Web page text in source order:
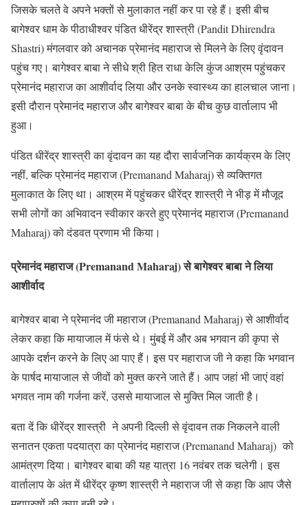
जिसके चलते वे अपने भक्तों से मुलाकात नहीं कर पा रहे हैं। इसी बीच
बागेश्वर धाम के पीठाधीश्वर पंडित धीरेंद्र शास्त्री (Pandit Dhirendra
Shastri) मंगलवार को अचानक प्रेमानंद महाराज से मिलने के लिए वृंदावन
पहुंच गए। बागेश्वर बाबा ने सीधे श्री हित राधा केलि कुंज आश्रम पहुंचकर
प्रेमानंद महाराज का आशीर्वाद लिया और उनके स्वास्थ्य का हालचाल जाना।
इसी दौरान प्रेमानंद महाराज और बागेश्वर बाबा के बीच कुछ वार्तालाप भी
हुआ।
पंडित धीरेंद्र शास्त्री का वृंदावन का यह दौरा सार्वजनिक कार्यक्रम के लिए
नहीं, बल्कि प्रेमानंद महाराज (Premanand Maharaj) से व्यक्तिगत
मुलाकात के लिए था। आश्रम में पहुंचकर धीरेंद्र शास्त्री ने भीड़ में मौजूद
सभी लोगों का अभिवादन स्वीकार करते हुए प्रेमानंद महाराज (Premanand
Maharaj) को दंडवत प्रणाम भी किया।
प्रेमानंद महाराज (Premanand Maharaj) से बागेश्वर बाबा ने लिया
आशीर्वाद
बागेश्वर बाबा ने प्रेमानंद जी महाराज (Premanand Maharaj) से आशीर्वाद
लेकर कहा कि मायाजाल में फंसे थे। मुंबई में और अब भगवान की कृपा से
आपके दर्शन करने के लिए आ पाए हैं। इस पर महाराज जी ने कहा कि भगवान
के पार्षद मायाजाल से जीवों को मुक्त करने जाते हैं। आप जहां भी जाएं वहां
भगवत नाम की गर्जना करें, उससे मायाजाल से मुक्ति मिल जाती है।
बता दें कि धीरेंद्र शास्त्री ने अपनी दिल्ली से वृंदावन तक निकलने वाली
सनातन एकता पदयात्रा का प्रेमानंद महाराज (Premanand Maharaj) को
आमंत्रण दिया। बागेश्वर बाबा की यह यात्रा 16 नवंबर तक चलेगी। इस
वार्तालाप के अंत में धीरेंद्र कृष्ण शास्त्री ने महाराज जी से कहा कि आप जैसे